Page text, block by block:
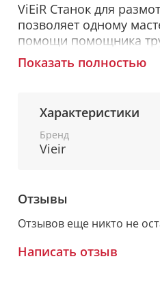
ViEiR Станок для
позволяет одному
помощи помощника
PERT, а также
подходит для бухт
КОНСТРУКТИВНЫЕ
разбирается и быстро
оцинкованной стали,
Размотчик
позволяет более
Показать полностью
Характеристики
Бренд
Vieir
Отзывы
Отзывов еще никто не
Написать отзыв